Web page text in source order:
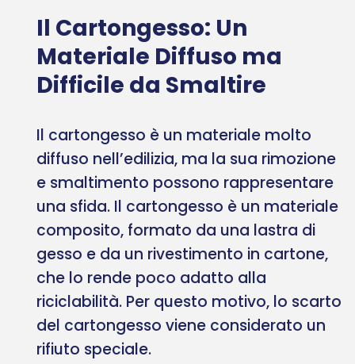
Il Cartongesso: Un
Materiale Diffuso ma
Difficile da Smaltire
Il cartongesso è un materiale molto
diffuso nell’edilizia, ma la sua rimozione
e smaltimento possono rappresentare
una sfida. Il cartongesso è un materiale
composito, formato da una lastra di
gesso e da un rivestimento in cartone,
che lo rende poco adatto alla
riciclabilità. Per questo motivo, lo scarto
del cartongesso viene considerato un
rifiuto speciale.